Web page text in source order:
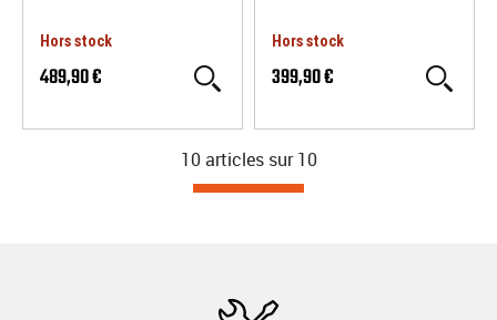
Hors stock
489,90 €
Hors stock
399,90 €
10 articles sur 10